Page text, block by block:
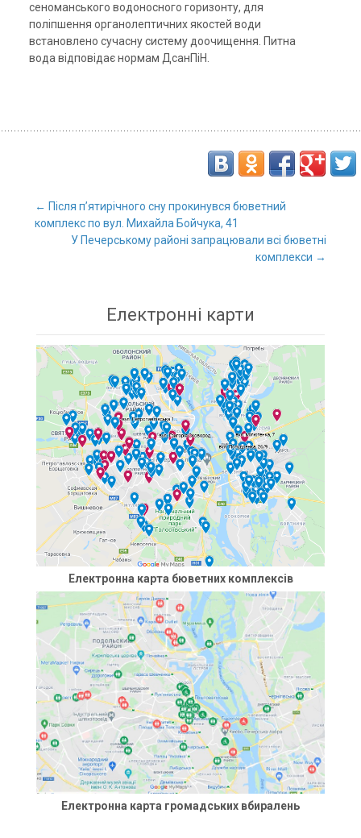
сеноманського водоносного горизонту, для
поліпшення органолептичних якостей води
встановлено сучасну систему доочищення. Питна
вода відповідає нормам ДсанПіН.
Post navigation
← Після п’ятирічного сну прокинувся бюветний
комплекс по вул. Михайла Бойчука, 41
У Печерському районі запрацювали всі бюветні
комплекси →
Електронні карти
Електронна карта бюветних комплексів
Електронна карта громадських вбиралень